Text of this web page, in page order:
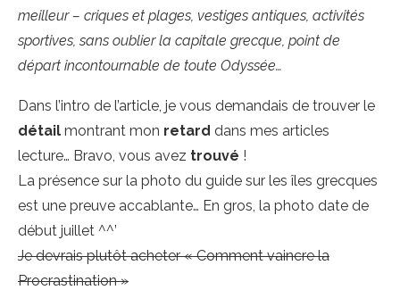
meilleur – criques et plages, vestiges antiques, activités
sportives, sans oublier la capitale grecque, point de
départ incontournable de toute Odyssée…
Dans l’intro de l’article, je vous demandais de trouver le
détail montrant mon retard dans mes articles
lecture… Bravo, vous avez trouvé !
La présence sur la photo du guide sur les îles grecques
est une preuve accablante… En gros, la photo date de
début juillet ^^’
Je devrais plutôt acheter « Comment vaincre la
Procrastination »